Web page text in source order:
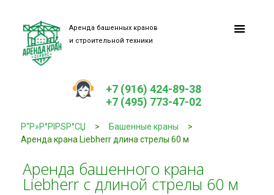
Аренда башенных кранов
и строительной техники
+7 (916) 424-89-38
+7 (495) 773-47-02
Р“Р»Р°РІРЅР°СЏ > Башенные краны
>
Аренда крана Liebherr длина стрелы 60 м
Аренда башенного крана
Liebherr с длиной стрелы 60 м